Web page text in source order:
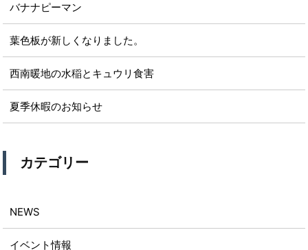
バナナピーマン
葉色板が新しくなりました。
西南暖地の水稲とキュウリ食害
夏季休暇のお知らせ
カテゴリー
NEWS
イベント情報